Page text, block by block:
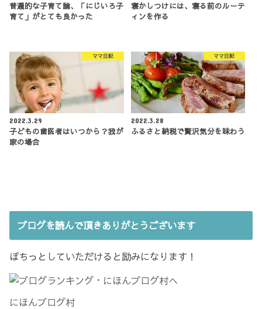
普遍的な子育て論、「にじいろ子
育て」がとても良かった
寝かしつけには、寝る前のルーテ
ィンを作る
ママ日記
2022.3.29
子どもの歯医者はいつから？我が
家の場合
ママ日記
2022.3.28
ふるさと納税で贅沢気分を味わう
ブログを読んで頂きありがとうございます
ぽちっとしていただけると励みになります！
にほんブログ村